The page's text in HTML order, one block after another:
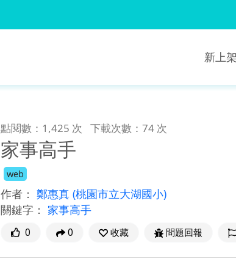
新上
點閱數：1,425 次 下載次數：74 次
家事高手
web
作者： 鄭惠真 (桃園市立大湖國小)
關鍵字： 家事高手
0 0 收藏 問題回報